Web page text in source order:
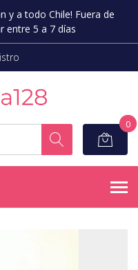
y a todo Chile! Fuera de
entre 5 a 7 días
0